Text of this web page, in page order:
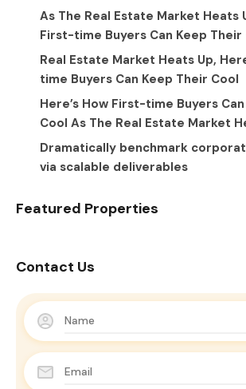
As The Real Estate Market Heats
First-time Buyers Can Keep Their
Real Estate Market Heats Up,
time Buyers Can Keep Their Cool
Here’s How First-time Buyers
Cool As The Real Estate Market
Dramatically benchmark
via scalable deliverables
Featured Properties
Contact Us